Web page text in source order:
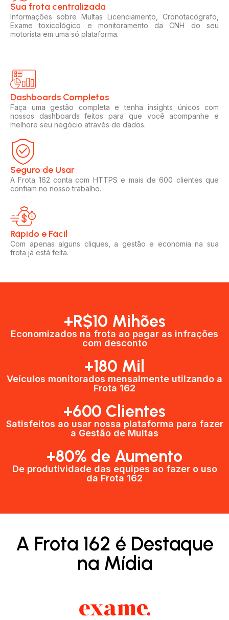
Sua frota centralizada​
Informações sobre Multas Licenciamento, Cronotacógrafo,
Exame toxicológico e monitoramento da CNH do seu
motorista em uma só plataforma.
Dashboards Completos​​
Faça uma gestão completa e tenha insights únicos com
nossos dashboards feitos para que você acompanhe e
melhore seu negócio através de dados.
Seguro de Usar​
A Frota 162 conta com HTTPS e mais de 600 clientes que
confiam no nosso trabalho.
Rápido e Fácil​
Com apenas alguns cliques, a gestão e economia na sua
frota já está feita.
+R$10 Mihões
Economizados na frota ao pagar as infrações
com desconto
+180 Mil
Veículos monitorados mensalmente utilzando a
Frota 162
+600 Clientes​
Satisfeitos ao usar nossa plataforma para fazer
a Gestão de Multas​
+80% de Aumento
De produtividade das equipes ao fazer o uso
da Frota 162​
A Frota 162 é Destaque
na Mídia